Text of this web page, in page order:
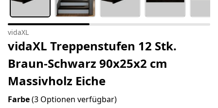
vidaXL
vidaXL Treppenstufen 12 Stk.
Braun-Schwarz 90x25x2 cm
Massivholz Eiche
Farbe(3 Optionen verfügbar)